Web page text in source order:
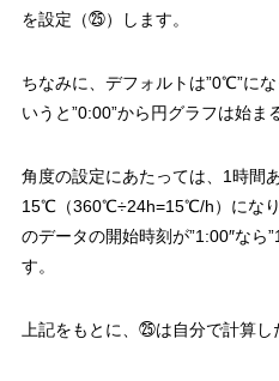
を設定（㉕）
します。
ちなみに、デフォルトは”0℃”に
いうと”0:00”から円グラフは始ま
角度の設定にあたっては、 1時間
15℃（360℃÷24h=15℃/h） にな
のデータの開始時刻が”1:00″なら
す。
上記をもとに、㉕は自分で計算し